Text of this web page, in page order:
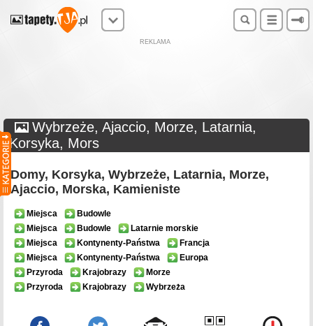
REKLAMA
Wybrzeże, Ajaccio, Morze, Latarnia,
Korsyka, Mors
Domy, Korsyka, Wybrzeże, Latarnia, Morze,
Ajaccio, Morska, Kamieniste
Miejsca
Budowle
Miejsca
Budowle
Latarnie morskie
Miejsca
Kontynenty-Państwa
Francja
Miejsca
Kontynenty-Państwa
Europa
Przyroda
Krajobrazy
Morze
Przyroda
Krajobrazy Wybrzeża